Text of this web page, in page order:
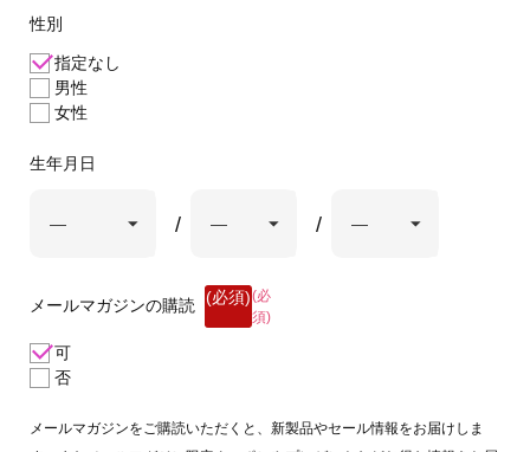
性別
指定なし
男性
女性
生年月日
メールマガジンの購読
(必
須)
可
否
メールマガジンをご購読いただくと、新製品やセール情報をお届けしま